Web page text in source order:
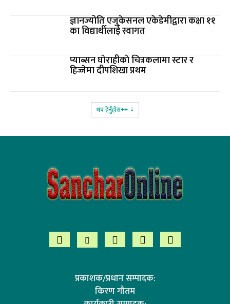
ज्ञानज्योति एजुकेसनल एकेडेमीद्वारा कक्षा ११
का विद्यार्थीलाई स्वागत
प्याब्सन घाेराहीकाे चित्रकलामा स्टार र
हिज्जेमा दीपशिखा प्रथम
थप हेर्नुहोस‌++
प्रकाशक/प्रधान सम्पादक:
किरण गौतम